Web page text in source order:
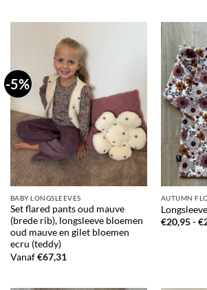
-5%
BABY LONGSLEEVES
Set flared pants oud mauve
(brede rib), longsleeve bloemen
oud mauve en gilet bloemen
ecru (teddy)
Vanaf €67,31
AUTUMN
€20,95 - €